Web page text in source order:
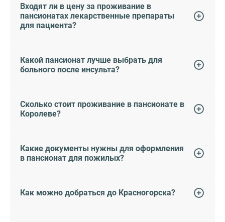
Входят ли в цену за проживание в
пансионатах лекарственные препараты
для пациента?
Какой пансионат лучше выбрать для
больного после инсульта?
Сколько стоит проживание в пансионате в
Королеве?
Какие документы нужны для оформления
в пансионат для пожилых?
Как можно добраться до Красногорска?